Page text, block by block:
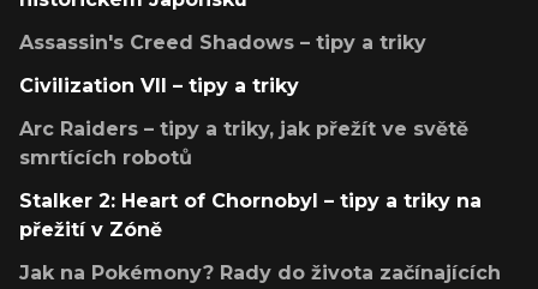
Assassin's Creed Shadows – tipy a triky
Civilization VII – tipy a triky
Arc Raiders – tipy a triky, jak přežít ve světě
smrtících robotů
Stalker 2: Heart of Chornobyl – tipy a triky na
přežití v Zóně
Jak na Pokémony? Rady do života začínajících